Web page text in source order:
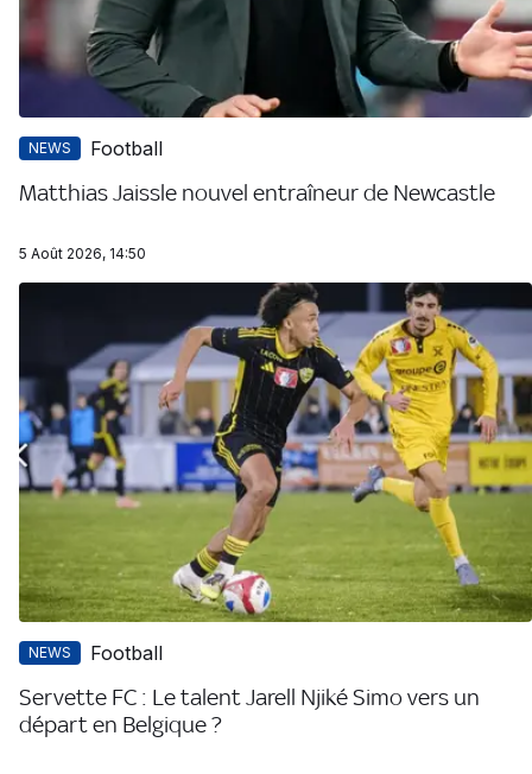
NEWS Football
Matthias Jaissle nouvel entraîneur de Newcastle
5 Août 2026, 14:50
NEWS Football
Servette FC : Le talent Jarell Njiké Simo vers un
départ en Belgique ?